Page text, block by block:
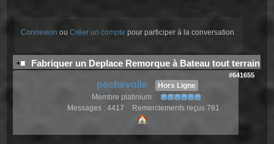
Connexion ouCréer un compte pour participer à la conversation.
Fabriquer un Deplace Remorque à Bateau tout terrain
#641655
pechevoile
Hors Ligne
Membre platinium
Messages : 4417
Remerciements reçus 781